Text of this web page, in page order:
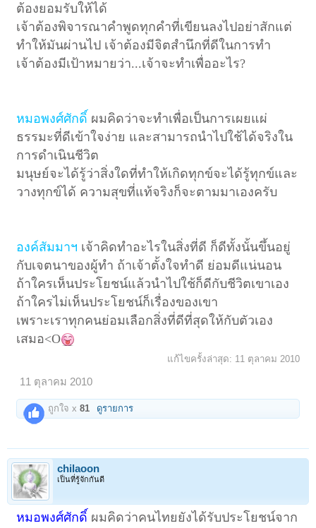
ต้องยอมรับให้ได้
เจ้าต้องพิจารณาคำพูดทุกคำที่เขียนลงไปอย่าสักแต่
ทำให้มันผ่านไป เจ้าต้องมีจิตสำนึกที่ดีในการทำ
เจ้าต้องมีเป้าหมายว่า...เจ้าจะทำเพื่ออะไร?
หมอพงศ์ศักดิ์ ผมคิดว่าจะทำเพื่อเป็นการเผยแผ่
ธรรมะที่ดีเข้าใจง่าย และสามารถนำไปใช้ได้จริงใน
การดำเนินชีวิต
มนุษย์จะได้รู้ว่าสิ่งใดที่ทำให้เกิดทุกข์จะได้รู้ทุกข์และ
วางทุกข์ได้ ความสุขที่แท้จริงก็จะตามมาเองครับ
องค์สัมมาฯ เจ้าคิดทำอะไรในสิ่งที่ดี ก็ดีทั้งนั้นขึ้นอยู่
กับเจตนาของผู้ทำ ถ้าเจ้าตั้งใจทำดี ย่อมดีแน่นอน
ถ้าใครเห็นประโยชน์แล้วนำไปใช้ก็ดีกับชีวิตเขาเอง
ถ้าใครไม่เห็นประโยชน์ก็เรื่องของเขา
เพราะเราทุกคนย่อมเลือกสิ่งที่ดีที่สุดให้กับตัวเอง
เสมอ<O
แก้ไขครั้งล่าสุด: 11 ตุลาคม 2010
11 ตุลาคม 2010
ถูกใจ x81 ดูรายการ
chilaoon
เป็นที่รู้จักกันดี
หมอพงศ์ศักดิ์ ผมคิดว่าคนไทยยังได้รับประโยชน์จาก